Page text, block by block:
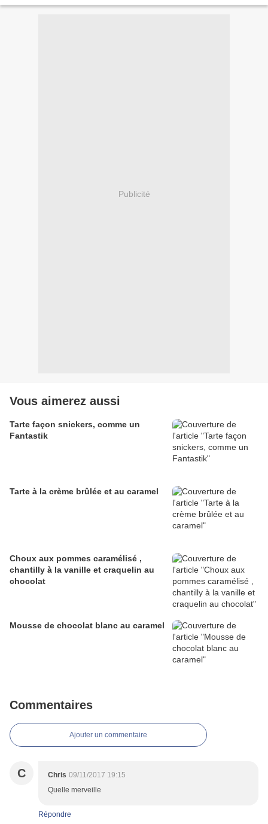
Publicité
Vous aimerez aussi
Tarte façon snickers, comme un
Fantastik
Tarte à la crème brûlée et au caramel
Choux aux pommes caramélisé ,
chantilly à la vanille et craquelin au
chocolat
Mousse de chocolat blanc au caramel
Commentaires
Ajouter un commentaire
C Chris 09/11/2017 19:15
Quelle merveille
Répondre